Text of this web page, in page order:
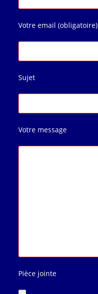
Votre email (obligatoire)
Sujet
Votre message
Pièce jointe